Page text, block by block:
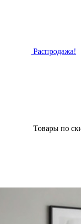
Распродажа!
Товары по